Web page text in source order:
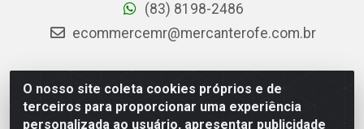
O nosso site coleta cookies próprios e de
terceiros para proporcionar uma experiência
personalizada ao usuário, apresentar publicidade
(83) 8198-2486
ecommercemr@mercanterofe.com.br
MR Distribuidora - Rua Hortêncio Ribeiro de Luna, 3777 -
Distrito Industrial, João Pessoa/PB - CEP 58081-400 -